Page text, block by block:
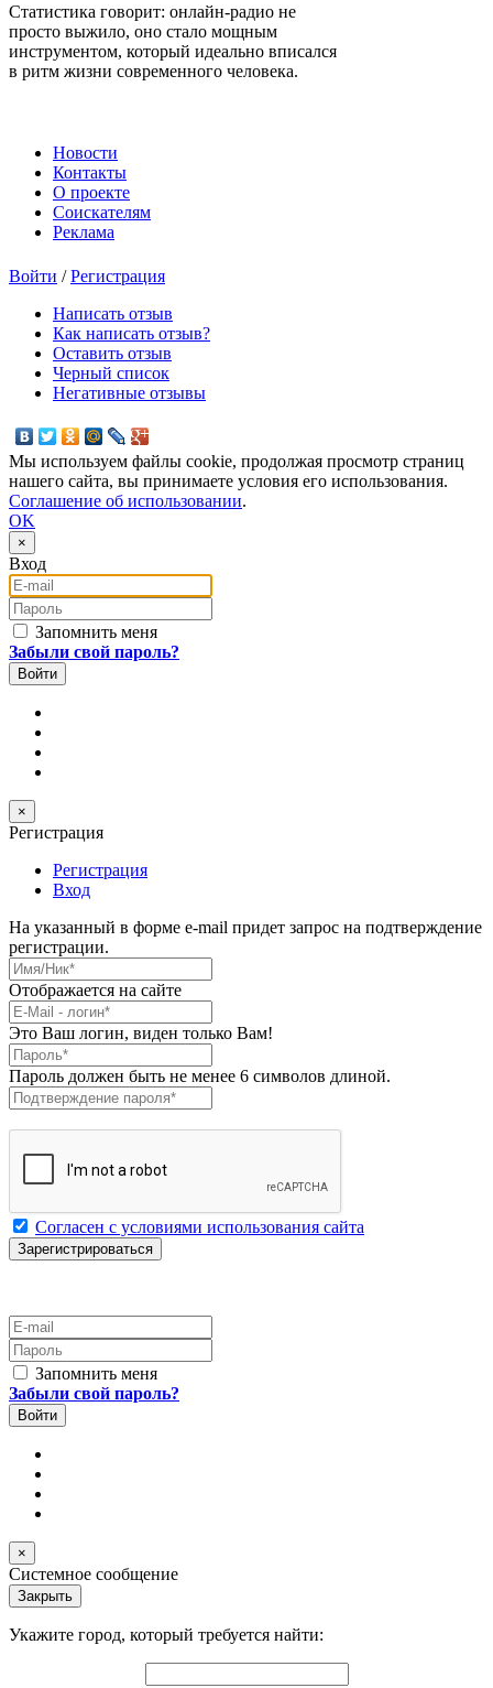
Статистика говорит: онлайн-радио не
просто выжило, оно стало мощным
инструментом, который идеально вписался
в ритм жизни современного человека.
Новости
Контакты
О проекте
Соискателям
Реклама
Войти /Регистрация
Написать отзыв
Как написать отзыв?
Оставить отзыв
Черный список
Негативные отзывы
Мы используем файлы cookie, продолжая просмотр страниц
нашего сайта, вы принимаете условия его использования.
Соглашение об использовании.
OK
×
Вход
E-mail
Пароль
Запомнить меня
Забыли свой пароль?
×
Регистрация
Регистрация
Вход
На указанный в форме e-mail придет запрос на подтверждение
регистрации.
Имя/Ник
Отображается на сайте
E-Mail *
Это Ваш логин, виден только Вам!
Пароль*
Пароль должен быть не менее 6 символов длиной.
Подтверждение пароля
Согласен с условиями использования сайта
E-mail
Пароль
Запомнить меня
Забыли свой пароль?
×
Системное сообщение
Закрыть
Укажите город, который требуется найти: